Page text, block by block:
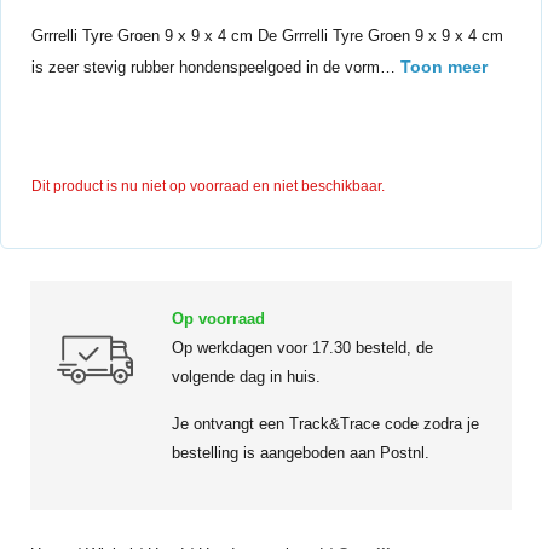
Grrrelli Tyre Groen 9 x 9 x 4 cm De Grrrelli Tyre Groen 9 x 9 x 4 cm
is zeer stevig rubber hondenspeelgoed in de vorm… Toon meer
Dit product is nu niet op voorraad en niet beschikbaar.
Op voorraad
Op werkdagen voor 17.30 besteld, de
volgende dag in huis.
Je ontvangt een Track&Trace code zodra je
bestelling is aangeboden aan Postnl.